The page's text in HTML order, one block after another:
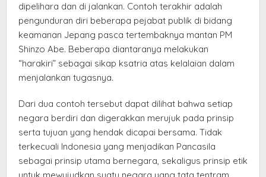
dipelihara dan di jalankan. Contoh terakhir adalah
pengunduran diri beberapa pejabat publik di bidang
keamanan Jepang pasca tertembaknya mantan PM
Shinzo Abe. Beberapa diantaranya melakukan
“harakiri” sebagai sikap ksatria atas kelalaian dalam
menjalankan tugasnya.
Dari dua contoh tersebut dapat dilihat bahwa setiap
negara berdiri dan digerakkan merujuk pada prinsip
serta tujuan yang hendak dicapai bersama. Tidak
terkecuali Indonesia yang menjadikan Pancasila
sebagai prinsip utama bernegara, sekaligus prinsip etik